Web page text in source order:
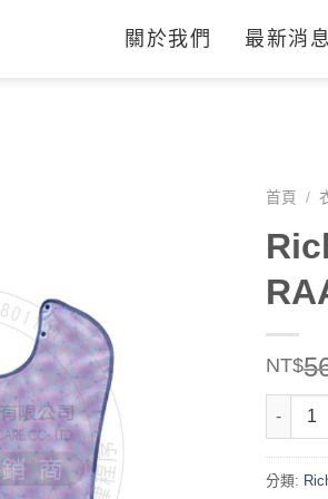
關於我們 最新消息
首頁 /
NT$
分類: